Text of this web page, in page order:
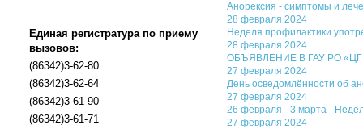
Единая регистратура по приему
вызовов:
(86342)3-62-80
(86342)3-62-64
(86342)3-61-90
(86342)3-61-71
Анорексия - симптомы и
28 февраля 2024
Неделя профилактики
28 февраля 2024
ОБЪЯВЛЕНИЕ В ГАУ РО
27 февраля 2024
День осведомлённости об
27 февраля 2024
26 февраля - 3 марта -
27 февраля 2024